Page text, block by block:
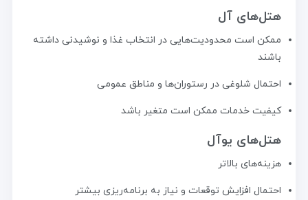
هتل‌های آل
ممکن است محدودیت‌هایی در انتخاب غذا و نوشیدنی داشته
باشند
احتمال شلوغی در رستوران‌ها و مناطق عمومی
کیفیت خدمات ممکن است متغیر باشد
هتل‌های یوآل
هزینه‌های بالاتر
احتمال افزایش توقعات و نیاز به برنامه‌ریزی بیشتر